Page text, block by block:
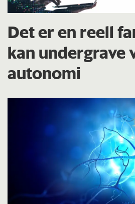
Det er en reell
kan undergrave
autonomi